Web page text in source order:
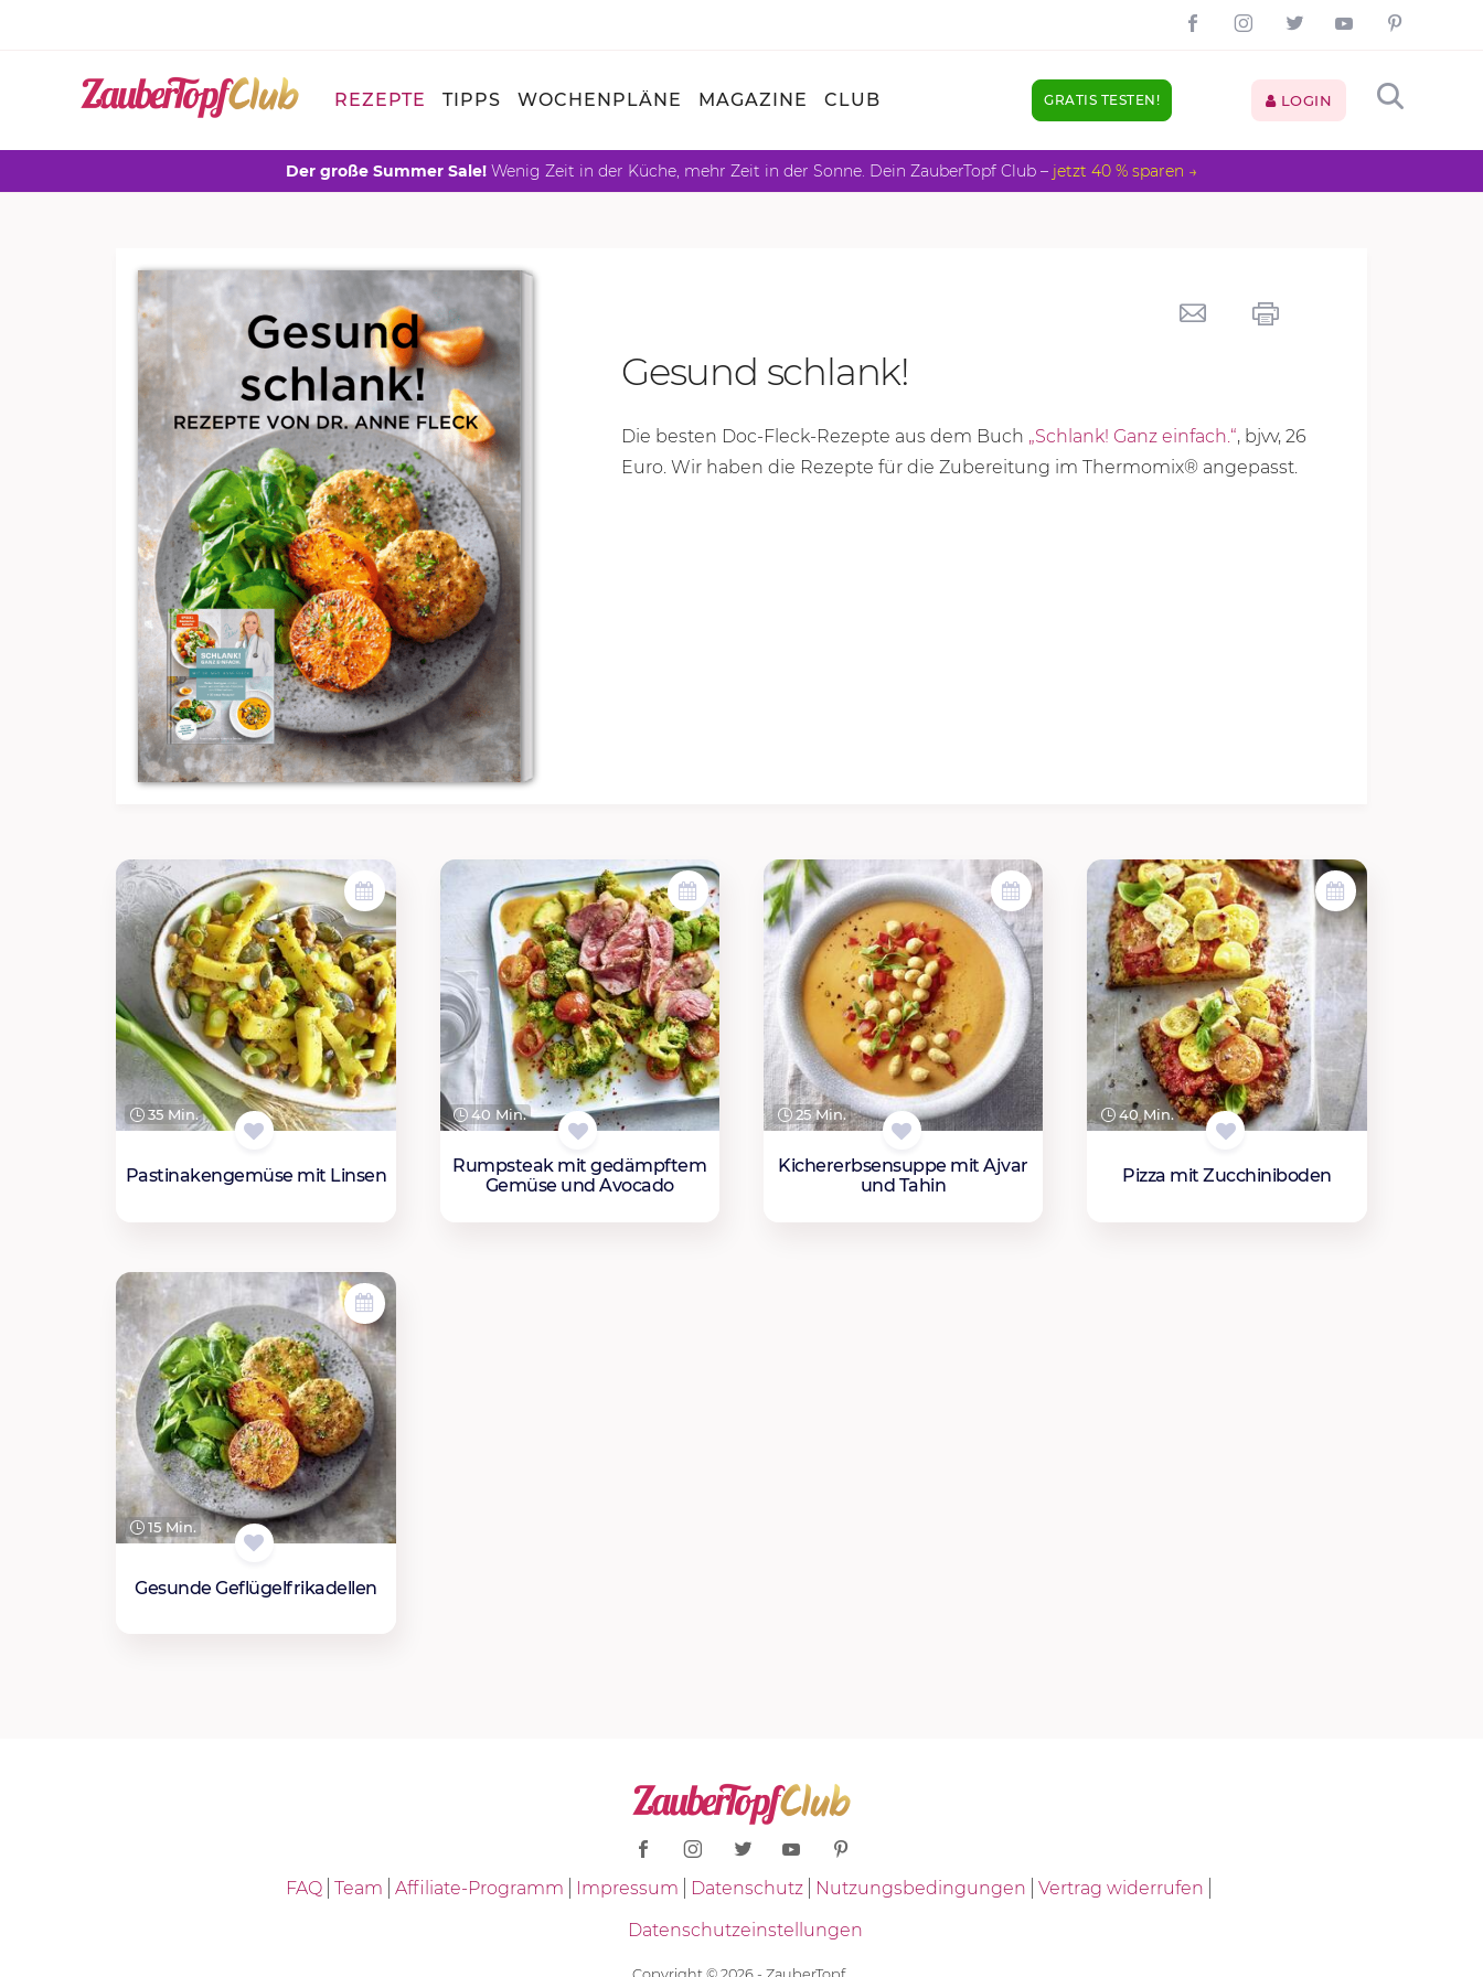
REZEPTE TIPPS WOCHENPLÄNE MAGAZINE CLUB GRATIS TESTEN! LOGIN
Der große Summer Sale! Wenig Zeit in der Küche, mehr Zeit in der Sonne. Dein ZauberTopf Club – jetzt 40 % sparen →
Gesund schlank!
Die besten Doc-Fleck-Rezepte aus dem Buch „Schlank! Ganz einfach.“, bjvv, 26
Euro. Wir haben die Rezepte für die Zubereitung im Thermomix® angepasst.
35 Min.
Pastinakengemüse mit Linsen
40 Min.
Rumpsteak mit gedämpftem
Gemüse und Avocado
25 Min.
Kichererbsensuppe mit Ajvar
und Tahin
40 Min.
Pizza mit Zucchiniboden
15 Min.
Gesunde Geflügelfrikadellen
FAQ Team Affiliate-Programm Impressum Datenschutz Nutzungsbedingungen
Vertrag widerrufen
Datenschutzeinstellungen